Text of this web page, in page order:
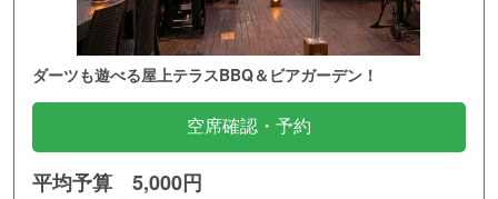
ダーツも遊べる屋上テラスBBQ＆ビアガーデン！
空席確認・予約
平均予算 5,000円